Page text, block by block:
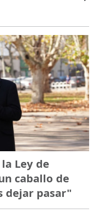
Ley de
caballo de
dejar pasar"